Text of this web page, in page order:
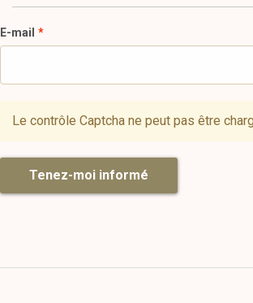
E-mail
Le contrôle Captcha ne peut pas être
Tenez-moi informé